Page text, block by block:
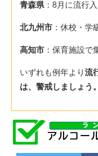
青森県 ：8月に流行
北九州市 ：休校・学
高知市 ：保育施設で
いずれも例年より流
は、警戒しましょう。